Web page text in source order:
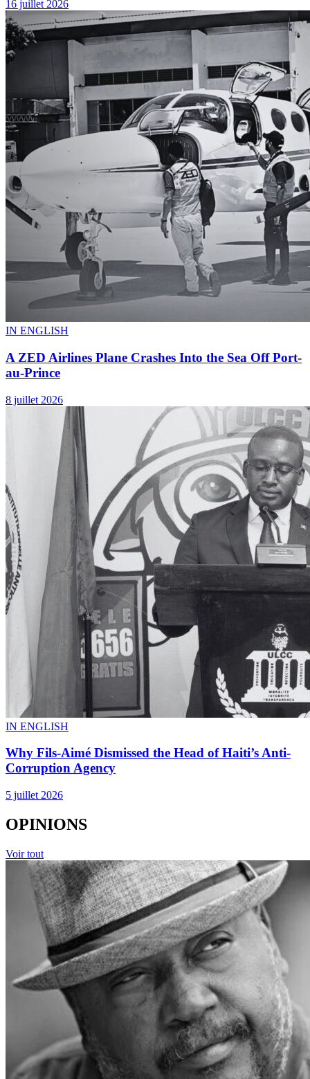
Izo Nearly Died. This Hospital Saved
Him.
Par 3 août 2026
IN ENGLISH
Where do preparations for the elections stand?
21 juillet 2026
IN ENGLISH
Carlos Ruiz Massieu: « We Are Not in Haiti to Solve
Problems in Place of Haitians »